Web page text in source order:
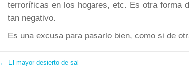
terroríficas en los hogares, etc. Es otra forma
tan negativo.
Es una excusa para pasarlo bien, como si de
← El mayor desierto de sal